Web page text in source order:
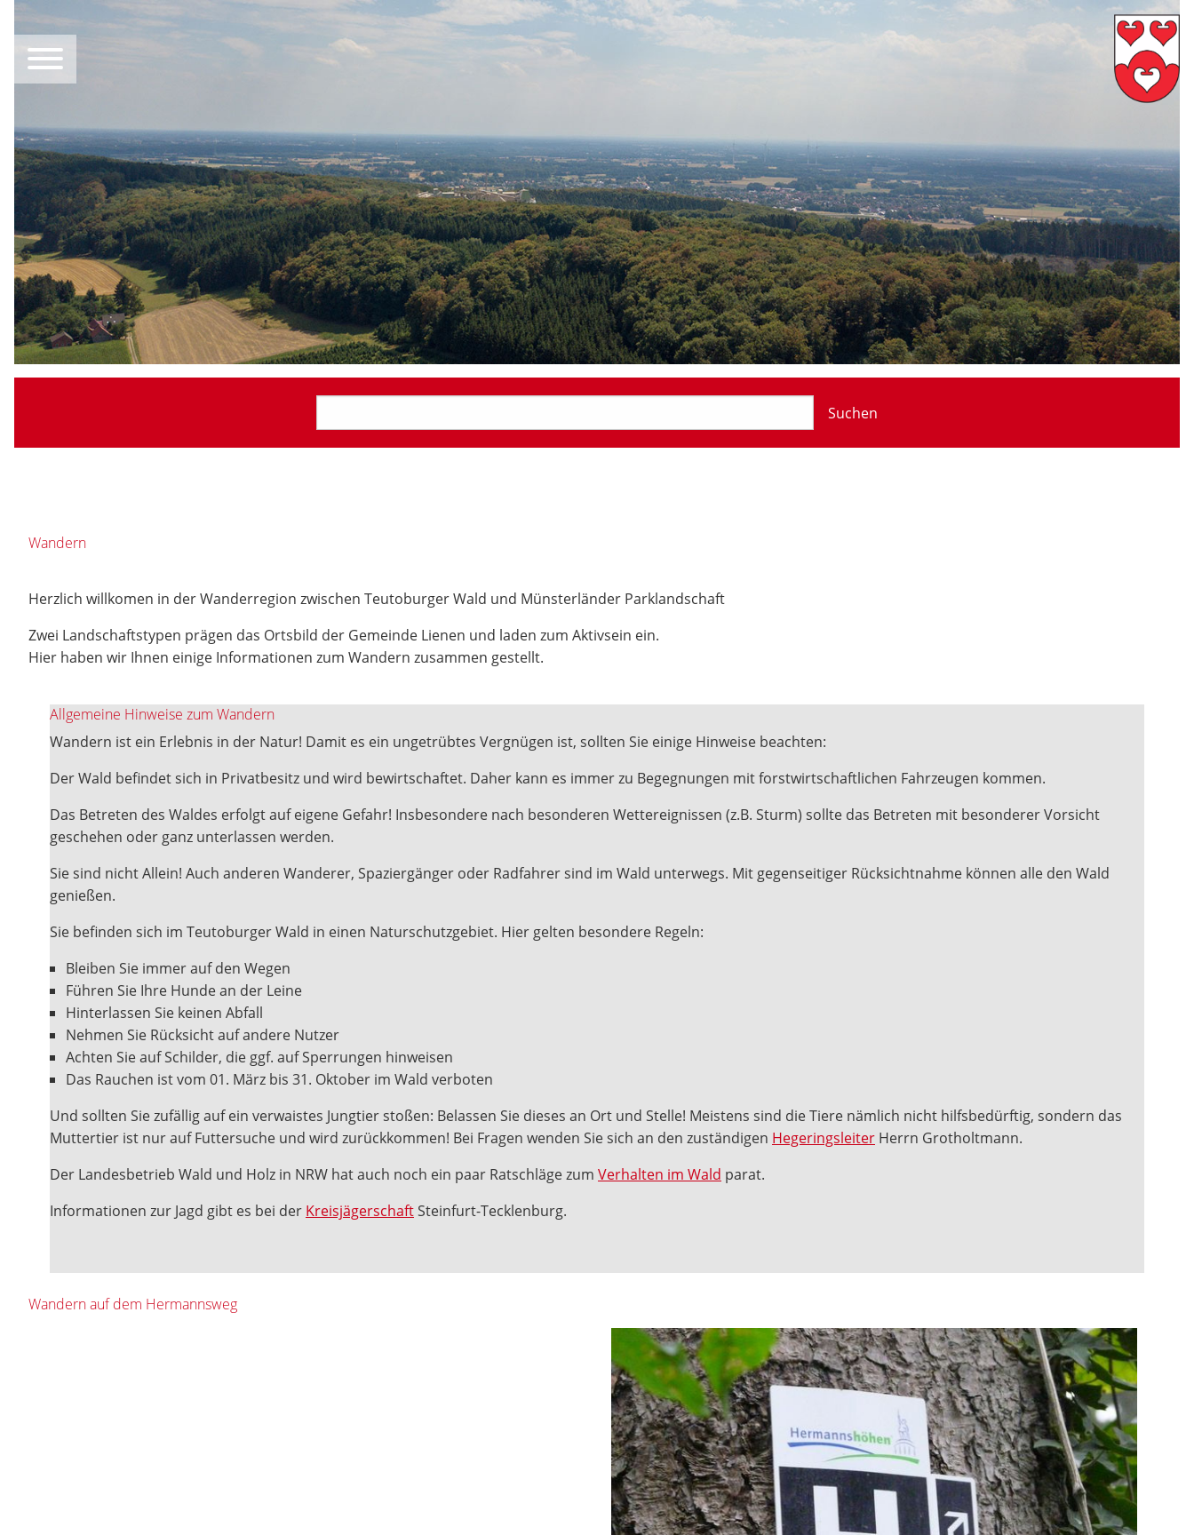
Suchen
Wandern
Herzlich willkomen in der Wanderregion zwischen Teutoburger Wald und Münsterländer Parklandschaft
Zwei Landschaftstypen prägen das Ortsbild der Gemeinde Lienen und laden zum Aktivsein ein.
Hier haben wir Ihnen einige Informationen zum Wandern zusammen gestellt.
Allgemeine Hinweise zum Wandern
Wandern ist ein Erlebnis in der Natur! Damit es ein ungetrübtes Vergnügen ist, sollten Sie einige Hinweise beachten:
Der Wald befindet sich in Privatbesitz und wird bewirtschaftet. Daher kann es immer zu Begegnungen mit forstwirtschaftlichen Fahrzeugen kommen.
Das Betreten des Waldes erfolgt auf eigene Gefahr! Insbesondere nach besonderen Wettereignissen (z.B. Sturm) sollte das Betreten mit besonderer Vorsicht
geschehen oder ganz unterlassen werden.
Sie sind nicht Allein! Auch anderen Wanderer, Spaziergänger oder Radfahrer sind im Wald unterwegs. Mit gegenseitiger Rücksichtnahme können alle den Wald
genießen.
Sie befinden sich im Teutoburger Wald in einen Naturschutzgebiet. Hier gelten besondere Regeln:
Bleiben Sie immer auf den Wegen
Führen Sie Ihre Hunde an der Leine
Hinterlassen Sie keinen Abfall
Nehmen Sie Rücksicht auf andere Nutzer
Achten Sie auf Schilder, die ggf. auf Sperrungen hinweisen
Das Rauchen ist vom 01. März bis 31. Oktober im Wald verboten
Und sollten Sie zufällig auf ein verwaistes Jungtier stoßen: Belassen Sie dieses an Ort und Stelle! Meistens sind die Tiere nämlich nicht hilfsbedürftig, sondern das
Muttertier ist nur auf Futtersuche und wird zurückkommen! Bei Fragen wenden Sie sich an den zuständigen Hegeringsleiter Herrn Grotholtmann.
Der Landesbetrieb Wald und Holz in NRW hat auch noch ein paar Ratschläge zum Verhalten im Wald parat.
Informationen zur Jagd gibt es bei der KreisjägerschaftSteinfurt-Tecklenburg.
Wandern auf dem Hermannsweg